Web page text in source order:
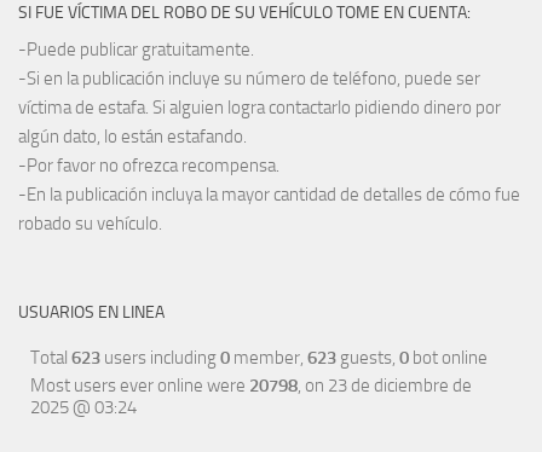
SI FUE VÍCTIMA DEL ROBO DE SU VEHÍCULO TOME EN CUENTA:
-Puede publicar gratuitamente.
-Si en la publicación incluye su número de teléfono, puede ser
víctima de estafa. Si alguien logra contactarlo pidiendo dinero por
algún dato, lo están estafando.
-Por favor no ofrezca recompensa.
-En la publicación incluya la mayor cantidad de detalles de cómo fue
robado su vehículo.
USUARIOS EN LINEA
Total 623 users including0 member, 623 guests, 0 bot online
Most users ever online were 20798, on 23 de diciembre de
2025 @ 03:24